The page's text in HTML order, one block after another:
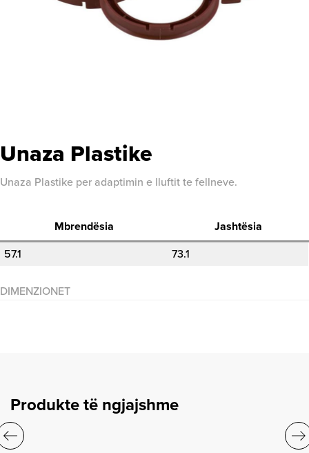
Unaza Plastike
Unaza Plastike per adaptimin e lluftit te fellneve.
Mbrendësia
Jashtësia
57.1
73.1
DIMENZIONET
Produkte të ngjajshme